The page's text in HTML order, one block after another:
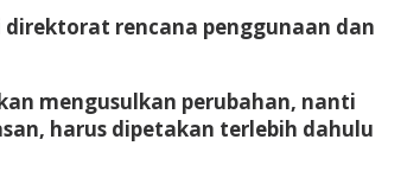
rencana penggunaan dan
mengusulkan perubahan, nanti
harus dipetakan terlebih dahulu